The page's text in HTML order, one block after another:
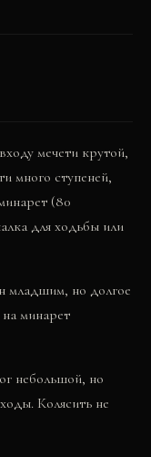
мечети крутой,
много ступеней,
(80
для ходьбы или
младшим, но долгое
на минарет
небольшой, но
Колясить не